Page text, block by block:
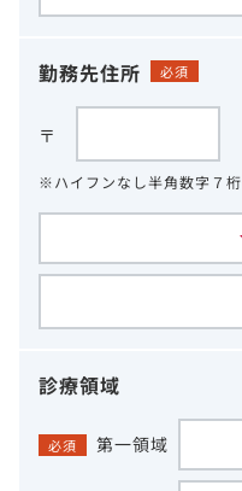
勤務先住所 必須
〒
※ハイフンなし半角数字７桁
診療領域
必須 第一領域